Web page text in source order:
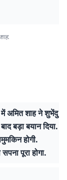
शाह ने शुभेंदु
बड़ा बयान दिया.
होगी.
पूरा होगा.